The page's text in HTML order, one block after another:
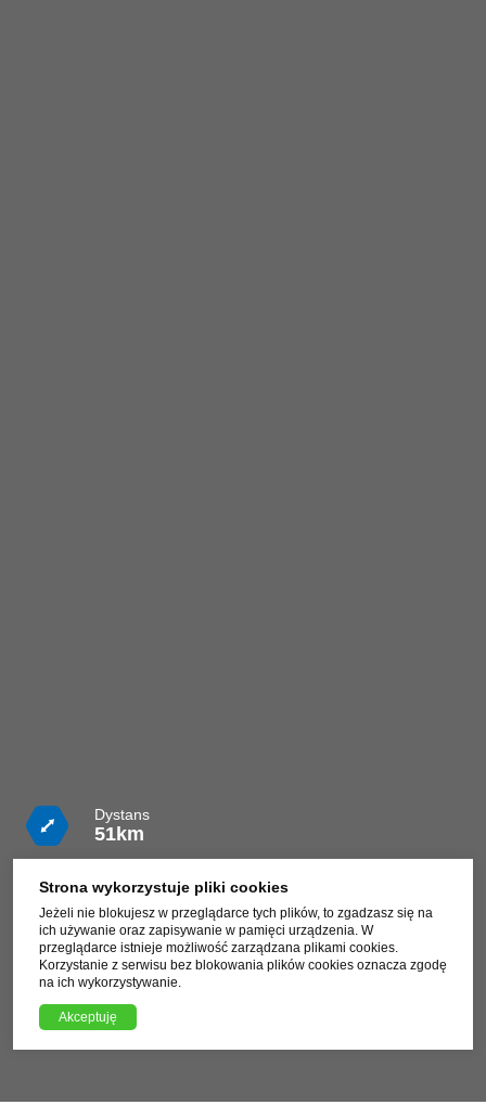
Dystans
51km
3h 30m
Trudność
Trudna
Pobierz plik trasy GPX
XML, 87.03kB
Strona wykorzystuje pliki cookies
Jeżeli nie blokujesz w przeglądarce tych plików, to zgadzasz się na
ich używanie oraz zapisywanie w pamięci urządzenia. W
przeglądarce istnieje możliwość zarządzana plikami cookies.
Korzystanie z serwisu bez blokowania plików cookies oznacza zgodę
na ich wykorzystywanie.
Akceptuję